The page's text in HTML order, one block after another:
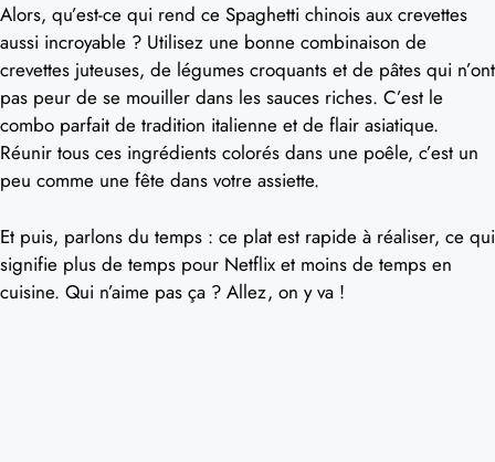
Alors, qu’est-ce qui rend ce Spaghetti chinois aux crevettes
aussi incroyable ? Utilisez une bonne combinaison de
crevettes juteuses, de légumes croquants et de pâtes qui n’ont
pas peur de se mouiller dans les sauces riches. C’est le
combo parfait de tradition italienne et de flair asiatique.
Réunir tous ces ingrédients colorés dans une poêle, c’est un
peu comme une fête dans votre assiette.
Et puis, parlons du temps : ce plat est rapide à réaliser, ce qui
signifie plus de temps pour Netflix et moins de temps en
cuisine. Qui n’aime pas ça ? Allez, on y va !